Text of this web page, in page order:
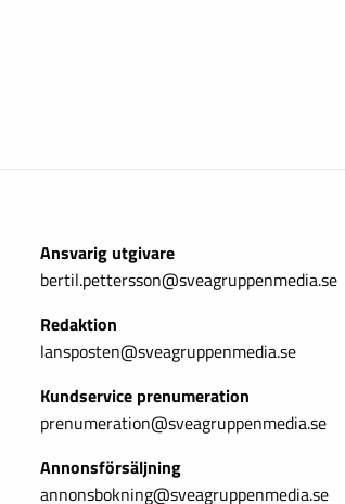
Ansvarig utgivare
bertil.pettersson@sveagruppenmedia.se
Redaktion
lansposten@sveagruppenmedia.se
Kundservice prenumeration
prenumeration@sveagruppenmedia.se
Annonsförsäljning
annonsbokning@sveagruppenmedia.se